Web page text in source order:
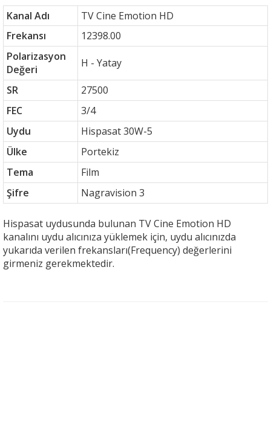
Kanal Adı
TV Cine Emotion HD
Frekansı
12398.00
Polarizasyon
Değeri
H - Yatay
SR
27500
FEC
3/4
Uydu
Hispasat 30W-5
Ülke
Portekiz
Tema
Film
Şifre
Nagravision 3
Hispasat uydusunda bulunan TV Cine Emotion HD
kanalını uydu alıcınıza yüklemek için, uydu alıcınızda
yukarıda verilen frekansları(Frequency) değerlerini
girmeniz gerekmektedir.